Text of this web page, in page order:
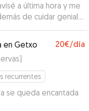
a última hora y me
de cuidar genial
riquísima y
en Getxo 20€/día
)
recurrentes
se queda encantada